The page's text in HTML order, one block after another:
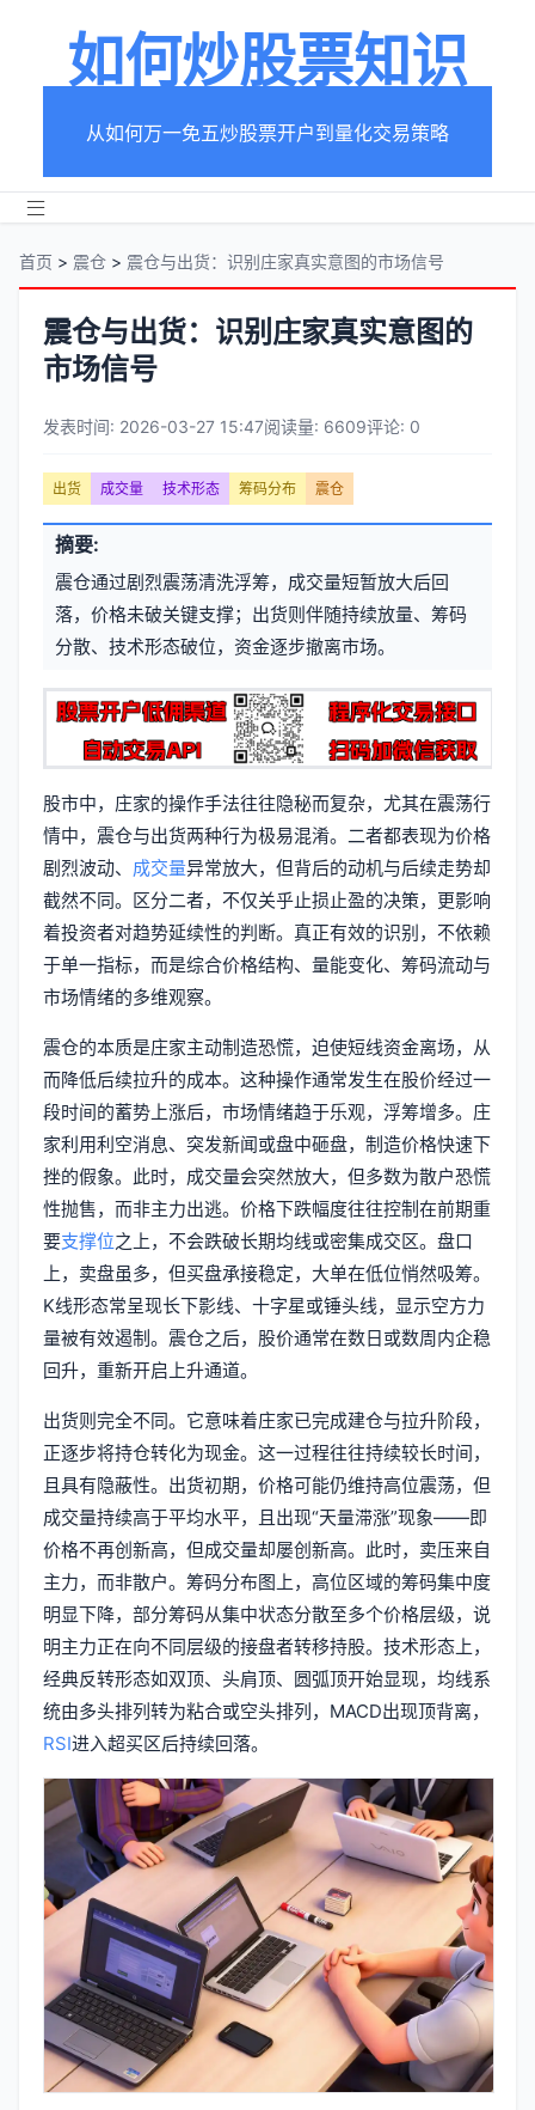
如何炒股票知识
从如何万一免五炒股票开户到量化交易策略
首页 > 震仓 > 震仓与出货：识别庄家真实意图的市场信号
震仓与出货：识别庄家真实意图的
市场信号
章
元
信
息
发表时间: 2026-03-27 15:47阅读量: 6609评论: 0
文
章
标
签
出货 成交量 技术形态 筹码分布 震仓
摘要:
震仓通过剧烈震荡清洗浮筹，成交量短暂放大后回
落，价格未破关键支撑；出货则伴随持续放量、筹码
分散、技术形态破位，资金逐步撤离市场。
股市中，庄家的操作手法往往隐秘而复杂，尤其在震荡行
情中，震仓与出货两种行为极易混淆。二者都表现为价格
剧烈波动、 成交量异常放大，但背后的动机与后续走势却
截然不同。区分二者，不仅关乎止损止盈的决策，更影响
着投资者对趋势延续性的判断。真正有效的识别，不依赖
于单一指标，而是综合价格结构、量能变化、筹码流动与
市场情绪的多维观察。
震仓的本质是庄家主动制造恐慌，迫使短线资金离场，从
而降低后续拉升的成本。这种操作通常发生在股价经过一
段时间的蓄势上涨后，市场情绪趋于乐观，浮筹增多。庄
家利用利空消息、突发新闻或盘中砸盘，制造价格快速下
挫的假象。此时，成交量会突然放大，但多数为散户恐慌
性抛售，而非主力出逃。价格下跌幅度往往控制在前期重
要支撑位之上，不会跌破长期均线或密集成交区。盘口
上，卖盘虽多，但买盘承接稳定，大单在低位悄然吸筹。
K线形态常呈现长下影线、十字星或锤头线，显示空方力
量被有效遏制。震仓之后，股价通常在数日或数周内企稳
回升，重新开启上升通道。
出货则完全不同。它意味着庄家已完成建仓与拉升阶段，
正逐步将持仓转化为现金。这一过程往往持续较长时间，
且具有隐蔽性。出货初期，价格可能仍维持高位震荡，但
成交量持续高于平均水平，且出现“天量滞涨”现象——即
价格不再创新高，但成交量却屡创新高。此时，卖压来自
主力，而非散户。筹码分布图上，高位区域的筹码集中度
明显下降，部分筹码从集中状态分散至多个价格层级，说
明主力正在向不同层级的接盘者转移持股。技术形态上，
经典反转形态如双顶、头肩顶、圆弧顶开始显现，均线系
统由多头排列转为粘合或空头排列，MACD出现顶背离，
RSI进入超买区后持续回落。